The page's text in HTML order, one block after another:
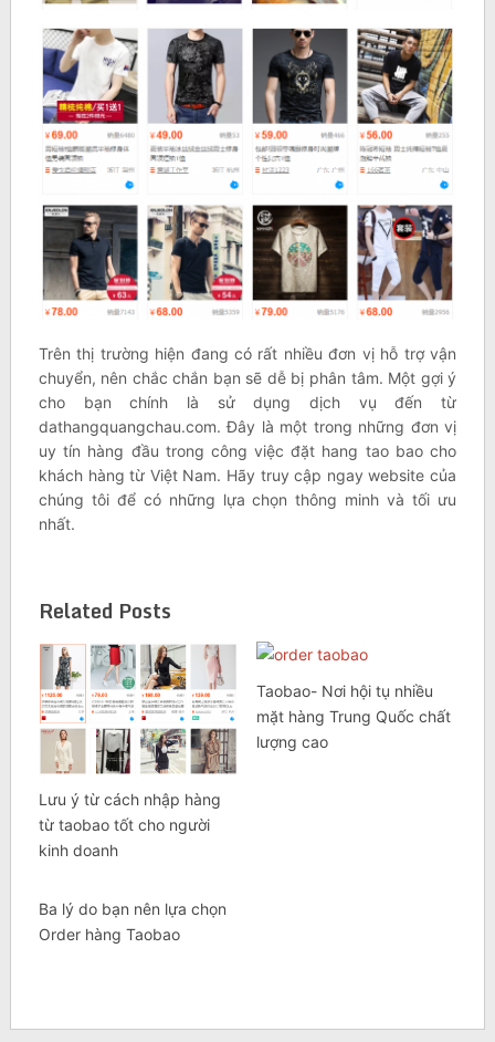
Trên thị trường hiện đang có rất nhiều đơn vị hỗ trợ vận
chuyển, nên chắc chắn bạn sẽ dễ bị phân tâm. Một gợi ý
cho bạn chính là sử dụng dịch vụ đến từ
dathangquangchau.com. Đây là một trong những đơn vị
uy tín hàng đầu trong công việc đặt hang tao bao cho
khách hàng từ Việt Nam. Hãy truy cập ngay website của
chúng tôi để có những lựa chọn thông minh và tối ưu
nhất.
Related Posts
Lưu ý từ cách nhập hàng
từ taobao tốt cho người
kinh doanh
Taobao- Nơi hội tụ nhiều
mặt hàng Trung Quốc chất
lượng cao
Ba lý do bạn nên lựa chọn
Order hàng Taobao